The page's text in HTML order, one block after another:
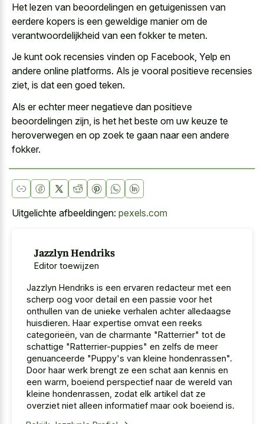
Het lezen van beoordelingen en getuigenissen van
eerdere kopers is een geweldige manierom de
verantwoordelijkheid van een fokker te meten.
Je kunt ook recensies vinden op Facebook, Yelp en
andere online platforms. Als je vooral positieve recensies
ziet, is dat een goed teken.
Als er echter meer negatieve dan positieve
beoordelingen zijn, is het het beste om uw keuze te
heroverwegen en op zoek te gaan naar een andere
fokker.
Uitgelichte afbeeldingen: pexels.com
Jazzlyn Hendriks
Editor toewijzen
Jazzlyn Hendriks is een ervaren redacteur met een
scherp oog voor detail en een passie voor het
onthullen van de unieke verhalen achter alledaagse
huisdieren. Haar expertise omvat een reeks
categorieën, van de charmante "Ratterrier" tot de
schattige "Ratterrier-puppies" en zelfs de meer
genuanceerde "Puppy's van kleine hondenrassen".
Door haar werk brengt ze een schat aan kennis en
een warm, boeiend perspectief naar de wereld van
kleine hondenrassen, zodat elk artikel dat ze
overziet niet alleen informatief maar ook boeiend is.